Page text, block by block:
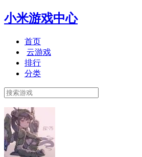
小米游戏中心
首页
云游戏
排行
分类